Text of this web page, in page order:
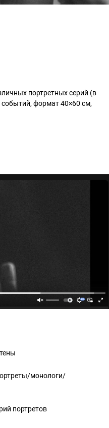
портретных серий (в
событий, формат 40×60 см,
монологи/
портретов